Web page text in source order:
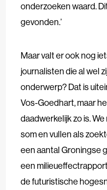
onderzoeken waard.
gevonden.’
Maar valt er ook nog
journalisten die al wel
onderwerp? Dat is
Vos-Goedhart, maar
daadwerkelijk zo is.
som en vullen als
een aantal Groningse
een
de futuristische